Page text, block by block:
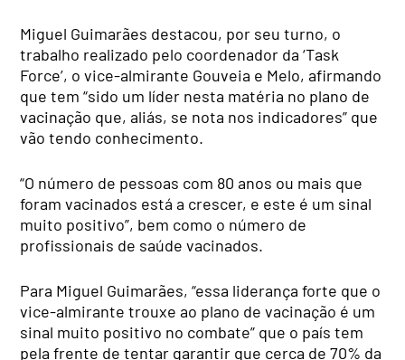
Miguel Guimarães destacou, por seu turno, o
trabalho realizado pelo coordenador da ‘Task
Force’, o vice-almirante Gouveia e Melo, afirmando
que tem “sido um líder nesta matéria no plano de
vacinação que, aliás, se nota nos indicadores” que
vão tendo conhecimento.
“O número de pessoas com 80 anos ou mais que
foram vacinados está a crescer, e este é um sinal
muito positivo”, bem como o número de
profissionais de saúde vacinados.
Para Miguel Guimarães, “essa liderança forte que o
vice-almirante trouxe ao plano de vacinação é um
sinal muito positivo no combate” que o país tem
pela frente de tentar garantir que cerca de 70% da